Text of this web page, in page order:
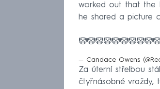
worked out that the
he shared a picture
— Candace Owens
Za úterní střelbou
čtyřnásobné vraždy,